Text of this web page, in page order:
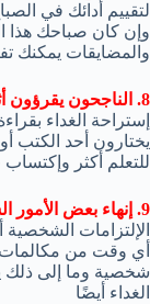
لتقييم أدائك في
وإن كان صباحك هذا
والمضايقات يمكنك
8. الناجحون يقرؤون أثناء الغداء:
إستراحة الغداء
يختارون أحد الكتب
للتعلم أكثر وإكتساب
9. إنهاء بعض الأمور الشخصية:
الإلتزامات
أي وقت من مكالمات
شخصية وما إلى ذلك
الغداء أيضًا